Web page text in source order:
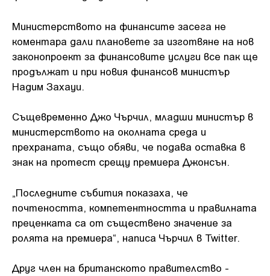
Министерството на финансите засега не
коментара дали плановете за изготвяне на нов
законопроект за финансовите услуги все пак ще
продължат и при новия финансов министър
Надим Захауи.
Същевременно Джо Чърчил, младши министър в
министерството на околната среда и
прехраната, също обяви, че подава оставка в
знак на протест срещу премиера Джонсън.
„Последните събития показаха, че
почтеността, компетентността и правилната
преценката са от съществено значение за
ролята на премиера“, написа Чърчил в Twitter.
Друг член на британското правителство -